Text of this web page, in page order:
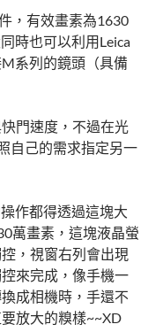
，有效畫素為1630
時也可以利用Leica
系列的鏡頭（具備
門速度，不過在光
自己的需求指定另一
作都得透過這塊大
萬畫素，這塊液晶螢
，視窗右列會出現
來完成，像手機一
成相機時，手還不
放大的糗樣~~XD